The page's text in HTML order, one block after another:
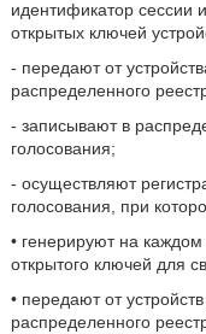
идентификатор сессии
открытых ключей
- передают от
распределенного
- записывают в
голосования;
- осуществляют
голосования, при
• генерируют на каждом
открытого ключей для
• передают от
распределенного